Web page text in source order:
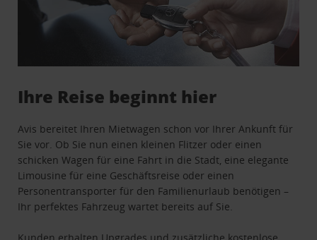
Ihre Reise beginnt hier
Avis bereitet Ihren Mietwagen schon vor Ihrer Ankunft für
Sie vor. Ob Sie nun einen kleinen Flitzer oder einen
schicken Wagen für eine Fahrt in die Stadt, eine elegante
Limousine für eine Geschäftsreise oder einen
Personentransporter für den Familienurlaub benötigen –
Ihr perfektes Fahrzeug wartet bereits auf Sie.
Kunden erhalten Upgrades und zusätzliche kostenlose